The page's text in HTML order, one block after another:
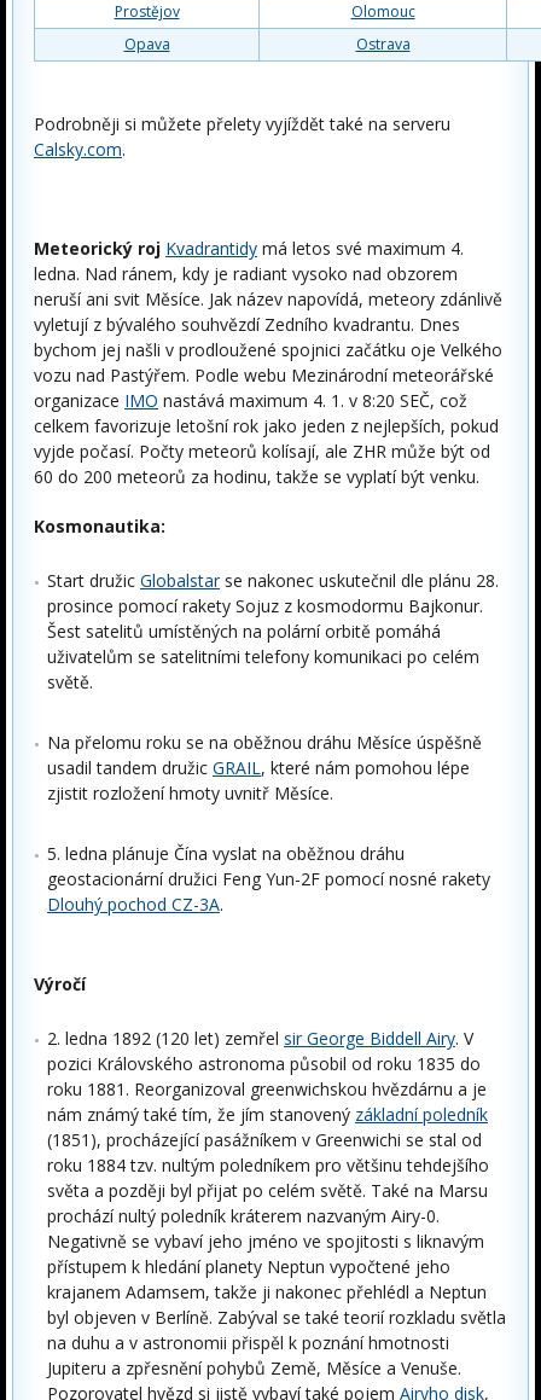
Prostějov
Olomouc
Opava
Ostrava
Podrobněji si můžete přelety vyjíždět také na serveru
Calsky.com.
Meteorický roj Kvadrantidy má letos své maximum 4.
ledna. Nad ránem, kdy je radiant vysoko nad obzorem
neruší ani svit Měsíce. Jak název napovídá, meteory zdánlivě
vyletují z bývalého souhvězdí Zedního kvadrantu. Dnes
bychom jej našli v prodloužené spojnici začátku oje Velkého
vozu nad Pastýřem. Podle webu Mezinárodní meteorářské
organizace IMO nastává maximum 4. 1. v 8:20 SEČ, což
celkem favorizuje letošní rok jako jeden z nejlepších, pokud
vyjde počasí. Počty meteorů kolísají, ale ZHR může být od
60 do 200 meteorů za hodinu, takže se vyplatí být venku.
Kosmonautika:
Start družic Globalstarse nakonec uskutečnil dle plánu 28.
prosince pomocí rakety Sojuz z kosmodormu Bajkonur.
Šest satelitů umístěných na polární orbitě pomáhá
uživatelům se satelitními telefony komunikaci po celém
světě.
Na přelomu roku se na oběžnou dráhu Měsíce úspěšně
usadil tandem družic GRAIL, které nám pomohou lépe
zjistit rozložení hmoty uvnitř Měsíce.
5. ledna plánuje Čína vyslat na oběžnou dráhu
geostacionární družici Feng Yun-2F pomocí nosné rakety
Dlouhý pochod CZ-3A.
Výročí
2. ledna 1892 (120 let) zemřel sir George Biddell Airy. V
pozici Královského astronoma působil od roku 1835 do
roku 1881. Reorganizoval greenwichskou hvězdárnu a je
nám známý také tím, že jím stanovený základní poledník
(1851), procházející pasážníkem v Greenwichi se stal od
roku 1884 tzv. nultým poledníkem pro většinu tehdejšího
světa a později byl přijat po celém světě. Také na Marsu
prochází nultý poledník kráterem nazvaným Airy-0.
Negativně se vybaví jeho jméno ve spojitosti s liknavým
přístupem k hledání planety Neptun vypočtené jeho
krajanem Adamsem, takže ji nakonec přehlédl a Neptun
byl objeven v Berlíně. Zabýval se také teorií rozkladu světla
na duhu a v astronomii přispěl k poznání hmotnosti
Jupiteru a zpřesnění pohybů Země, Měsíce a Venuše.
Pozorovatel hvězd si jistě vybaví také pojem Airyho disk,